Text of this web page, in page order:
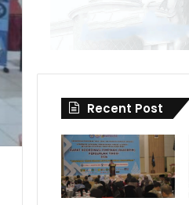
Recent Post